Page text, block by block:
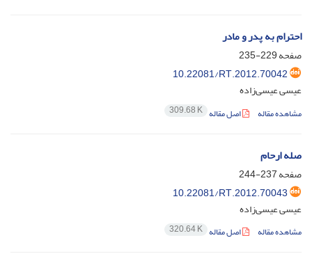
احترام به پدر و مادر
صفحه229-235
10.22081/RT.2012.70042
عیسی عیسی‌زاده
مشاهده مقاله اصل مقاله 309.68 K
صله ارحام
صفحه237-244
10.22081/RT.2012.70043
عیسی عیسی‌زاده
مشاهده مقاله اصل مقاله 320.64 K